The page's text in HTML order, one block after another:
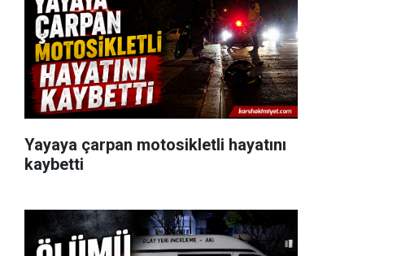
Yayaya çarpan motosikletli hayatını
kaybetti